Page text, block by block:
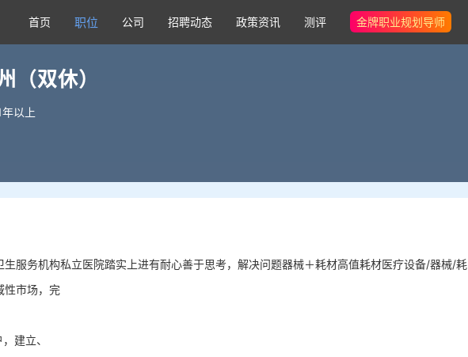
首页 职位 公司 招聘动态 政策资讯 测评 金牌职业规划导师
（双休）
年以上
服务机构私立医院踏实上进有耐心善于思考，解决问题器械＋耗材高值耗材医疗设备/器械/耗
性市场，完
建立、